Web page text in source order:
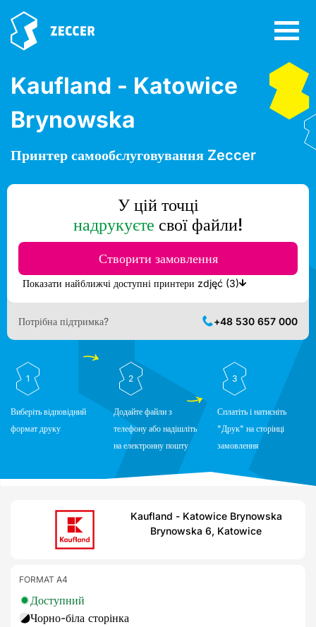
Kaufland - Katowice
Brynowska
Принтер самообслуговування Zeccer
У цій точці
надрукуєте свої файли!
Створити замовлення
Показати найближчі доступні принтери zdjęć (3)
Потрібна підтримка? +48 530 657 000
1
Виберіть відповідний
формат друку
2
Додайте файли з
телефону або надішліть
на електронну пошту
3
Сплатіть і натисніть
"Друк" на сторінці
замовлення
Kaufland - Katowice Brynowska
Brynowska 6, Katowice
FORMAT A4
Доступний
Чорно-біла сторінка